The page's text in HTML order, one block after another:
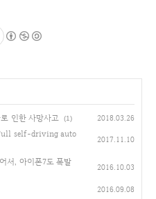
인한 사망사고 (1) 2018.03.26
self-driving auto
2017.11.10
서, 아이폰7도 폭발
2016.10.03
2016.09.08